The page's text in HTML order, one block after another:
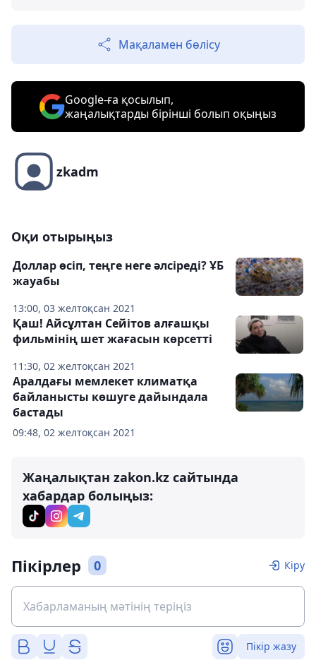
Мақаламен бөлісу
Google-ға қосылып,
жаңалықтарды бірінші болып оқыңыз
zkadm
Оқи отырыңыз
13:00, 03 желтоқсан 2021
Доллар өсіп, теңге неге әлсіреді? ҰБ
жауабы
11:30, 02 желтоқсан 2021
Қаш! Айсұлтан Сейітов алғашқы
фильмінің шет жағасын көрсетті
09:48, 02 желтоқсан 2021
Аралдағы мемлекет климатқа
байланысты көшуге дайындала
бастады
Жаңалықтан zakon.kz сайтында
хабардар болыңыз:
Пікірлер 0 Кіру
Пікір жазу